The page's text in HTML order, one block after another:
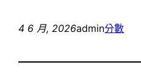
4 6 月, 2026admin分數